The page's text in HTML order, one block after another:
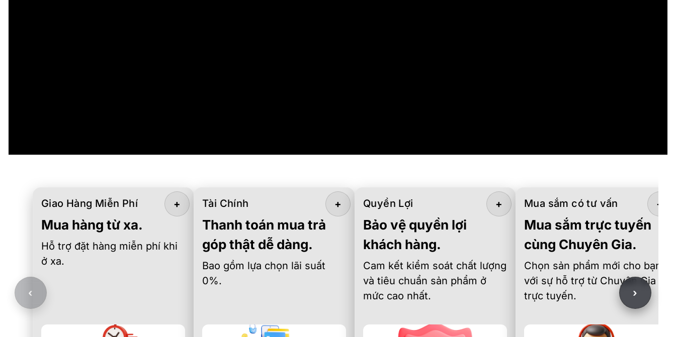
‹
Giao Hàng Miễn Phí
Mua hàng từ xa.
Hỗ trợ đặt hàng miễn phí khi
ở xa.
+ Tài Chính
Thanh toán mua trả
góp thật dễ dàng.
Bao gồm lựa chọn lãi suất
0%.
+ Quyền Lợi
Bảo vệ quyền lợi
khách hàng.
Cam kết kiểm soát chất lượng
và tiêu chuẩn sản phẩm ở
mức cao nhất.
+ Mua sắm có tư vấn
Mua sắm trực tuyến
cùng Chuyên Gia.
Chọn sản phẩm mới cho bạn
với sự hỗ trợ từ Chuyên Gia
trực tuyến.
+
›